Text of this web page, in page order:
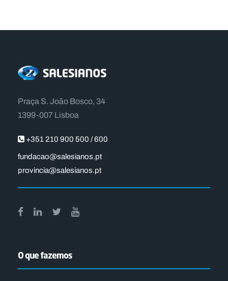
Praça S. João Bosco, 34
1399-007 Lisboa
+351 210 900 500 / 600
fundacao@salesianos.pt
provincia@salesianos.pt
O que fazemos